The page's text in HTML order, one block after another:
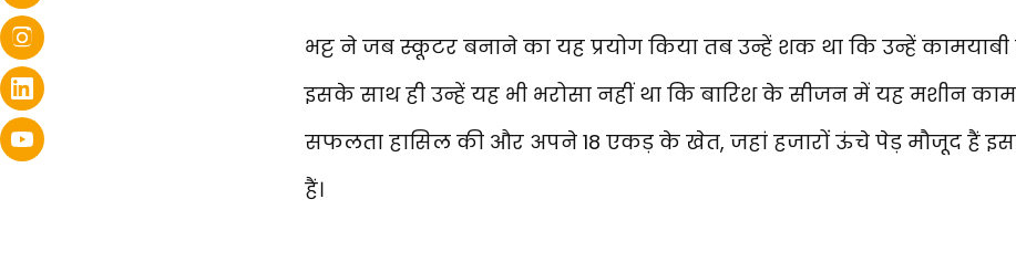
भट्ट ने जब स्कूटर बनाने का यह प्रयोग किया तब उन्हें शक था कि उन्हें कामयाबी
इसके साथ ही उन्हें यह भी भरोसा नहीं था कि बारिश के सीजन में यह मशीन काम
सफलता हासिल की और अपने 18 एकड़ के खेत, जहां हजारों ऊंचे पेड़ मौजूद हैं
हैं।